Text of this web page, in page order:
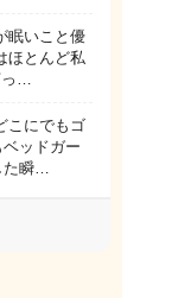
眠いこと優
ほとんど私
っ…
こにでもゴ
ッドガー
た瞬…